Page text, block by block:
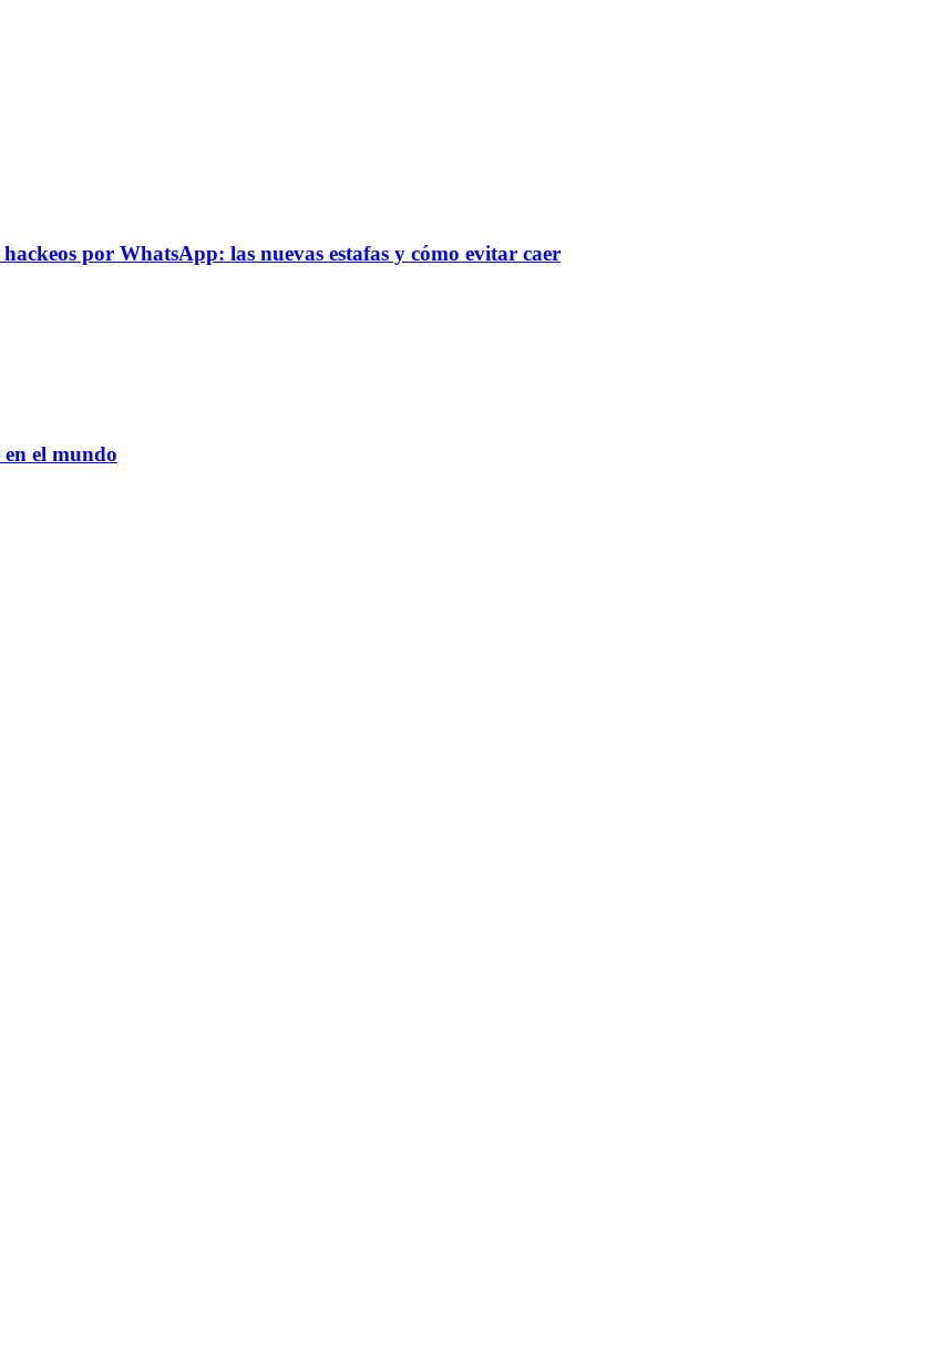
por WhatsApp: las nuevas estafas y cómo evitar caer
el mundo